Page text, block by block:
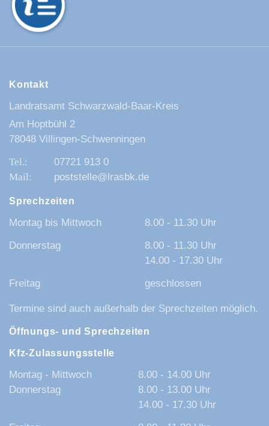
Kontakt
Landratsamt Schwarzwald-Baar-Kreis
Am Hoptbühl 2
78048 Villingen-Schwenningen
07721 913 0
poststelle@lrasbk.de
Sprechzeiten
Montag bis Mittwoch
8.00 - 11.30 Uhr
Donnerstag
8.00 - 11.30 Uhr
14.00 - 17.30 Uhr
Freitag
geschlossen
Termine sind auch außerhalb der Sprechzeiten möglich.
Öffnungs- und Sprechzeiten
Kfz-Zulassungsstelle
Montag - Mittwoch
8.00 - 14.00 Uhr
Donnerstag
8.00 - 13.00 Uhr
14.00 - 17.30 Uhr